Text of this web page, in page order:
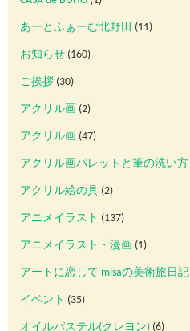
あーとふぁーむ北野田 (11)
お知らせ (160)
ご挨拶 (30)
アクリル画 (2)
アクリル画 (47)
アクリル画パレットと筆の洗い方
アクリル絵の具 (2)
アニメイラスト (137)
アニメイラスト・漫画 (1)
アートに恋して misaの美術旅日記
イベント (35)
オイルパステル(クレヨン) (6)